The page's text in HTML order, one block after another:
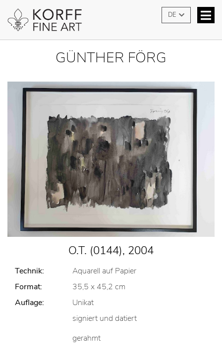
DE
GÜNTHER FÖRG
O.T. (0144), 2004
Technik:
Aquarell auf Papier
Format:
35,5 x 45,2 cm
Auflage:
Unikat
signiert und datiert
gerahmt